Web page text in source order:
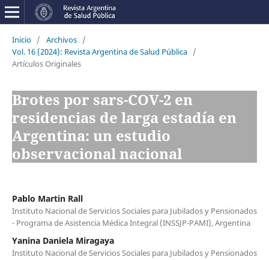
Inicio / Archivos /
Vol. 16 (2024): Revista Argentina de Salud Pública /
Artículos Originales
Brotes por sars-COV-2 en
residencias de larga estadía en
Argentina: un estudio
observacional nacional
Pablo Martin Rall
Instituto Nacional de Servicios Sociales para Jubilados y Pensionados
- Programa de Asistencia Médica Integral (INSSJP-PAMI), Argentina
Yanina Daniela Miragaya
Instituto Nacional de Servicios Sociales para Jubilados y Pensionados